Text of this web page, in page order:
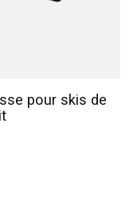
pour skis de